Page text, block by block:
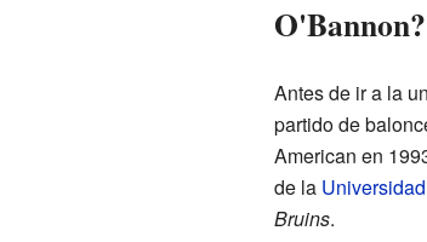
O'Bannon?
Antes de ir a la
partido de
American en
de la
Bruins.